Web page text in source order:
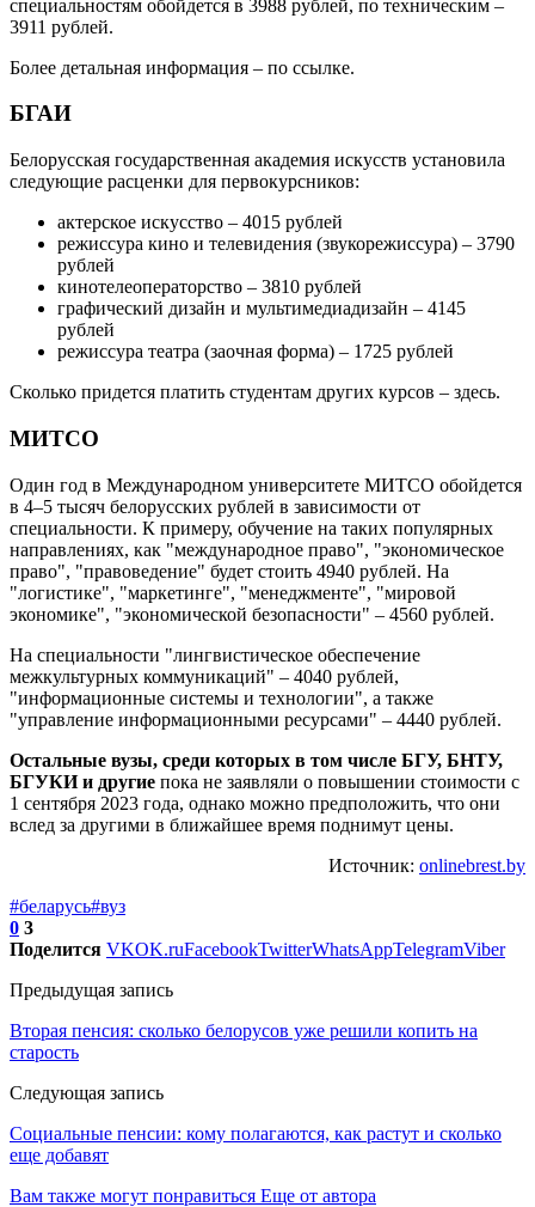
специальностям обойдется в 3988 рублей, по техническим –
3911 рублей.
Более детальная информация – по ссылке.
БГАИ
Белорусская государственная академия искусств установила
следующие расценки для первокурсников:
актерское искусство – 4015 рублей
режиссура кино и телевидения (звукорежиссура) – 3790
рублей
кинотелеоператорство – 3810 рублей
графический дизайн и мультимедиадизайн – 4145
рублей
режиссура театра (заочная форма) – 1725 рублей
Сколько придется платить студентам других курсов – здесь.
МИТСО
Один год в Международном университете МИТСО обойдется
в 4–5 тысяч белорусских рублей в зависимости от
специальности. К примеру, обучение на таких популярных
направлениях, как "международное право", "экономическое
право", "правоведение" будет стоить 4940 рублей. На
"логистике", "маркетинге", "менеджменте", "мировой
экономике", "экономической безопасности" – 4560 рублей.
На специальности "лингвистическое обеспечение
межкультурных коммуникаций" – 4040 рублей,
"информационные системы и технологии", а также
"управление информационными ресурсами" – 4440 рублей.
Остальные вузы, среди которых в том числе БГУ, БНТУ,
БГУКИ и другие пока не заявляли о повышении стоимости с
1 сентября 2023 года, однако можно предположить, что они
вслед за другими в ближайшее время поднимут цены.
Источник: onlinebrest.by
#беларусь#вуз
0 3
Поделится VKOK.ruFacebookTwitterWhatsAppTelegramViber
Предыдущая запись
Вторая пенсия: сколько белорусов уже решили копить на
старость
Следующая запись
Социальные пенсии: кому полагаются, как растут и сколько
еще добавят
Вам также могут понравиться Еще от автора